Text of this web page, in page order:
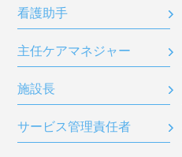
看護助手
主任ケアマネジャー
施設長
サービス管理責任者